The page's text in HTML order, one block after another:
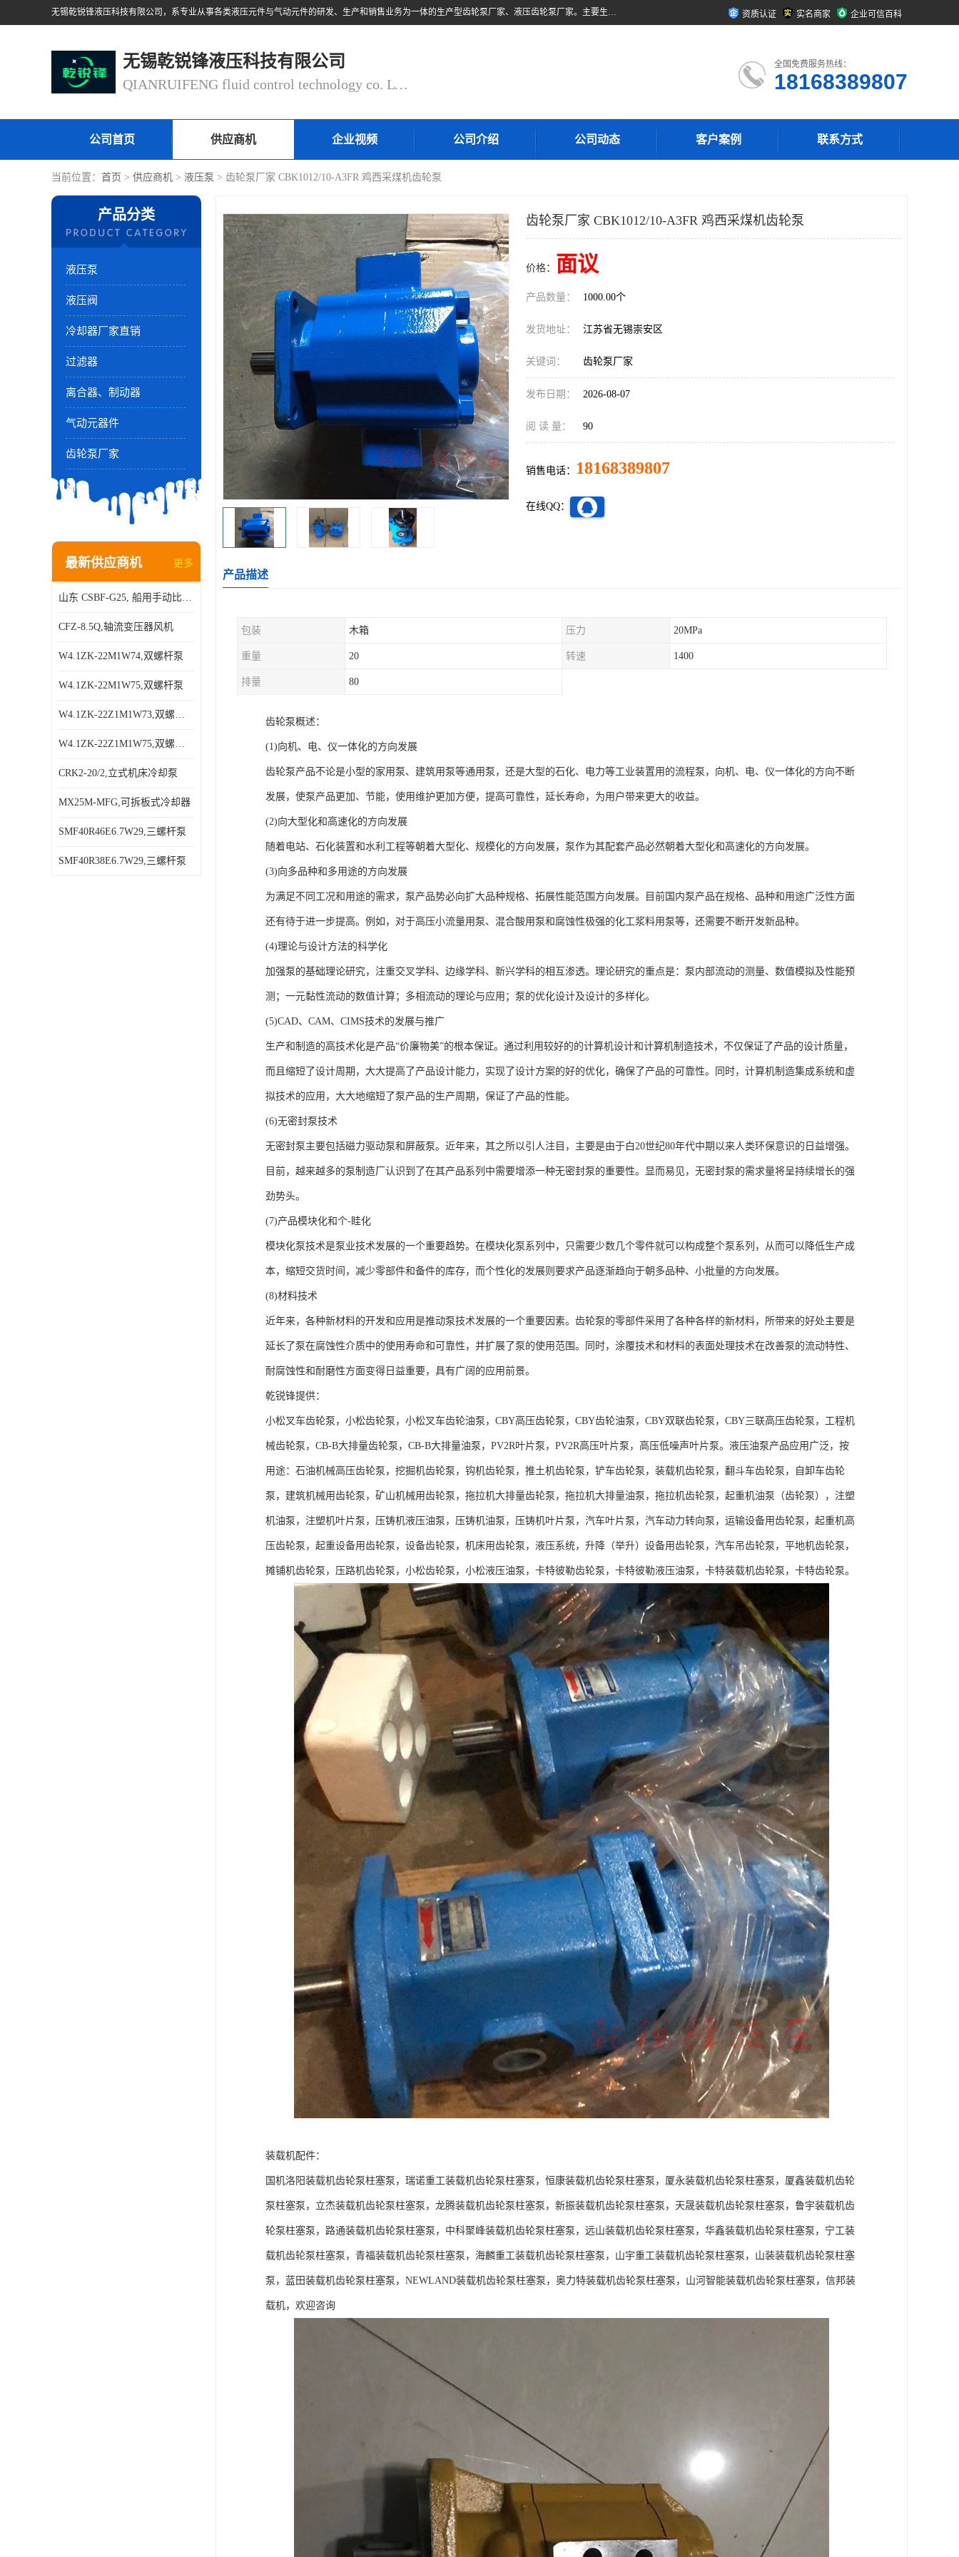
无锡乾锐锋液压科技有限公司，系专业从事各类液压元件与气动元件的研发、生产和销售业务为一体的生产型齿轮泵厂家、液压齿轮泵厂家。主要生产销售风冷式冷却器、液压油风冷却器，冷却器厂家直销、齿轮泵型号、齿轮泵厂家排名详情可来电咨询！ 资质认证 实名商家 企业可信百科
无锡乾锐锋液压科技有限公司
QIANRUIFENG fluid control technology co. LTD
全国免费服务热线：
18168389807
公司首页 供应商机 企业视频 公司介绍 公司动态 客户案例 联系方式
当前位置： 首页 > 供应商机 > 液压泵 > 齿轮泵厂家 CBK1012/10-A3FR 鸡西采煤机齿轮泵
产品分类
液压泵
液压阀
冷却器厂家直销
过滤器
离合器、制动器
气动元器件
齿轮泵厂家
最新供应商机 更多
山东 CSBF-G25, 船用手动比例流量方向复合阀
CFZ-8.5Q,轴流变压器风机
W4.1ZK-22M1W74,双螺杆泵
W4.1ZK-22M1W75,双螺杆泵
W4.1ZK-22Z1M1W73,双螺杆泵
W4.1ZK-22Z1M1W75,双螺杆泵
CRK2-20/2,立式机床冷却泵
MX25M-MFG,可拆板式冷却器
SMF40R46E6.7W29,三螺杆泵
SMF40R38E6.7W29,三螺杆泵
齿轮泵厂家 CBK1012/10-A3FR 鸡西采煤机齿轮泵
价格： 面议
产品数量： 1000.00个
发货地址： 江苏省无锡崇安区
关键词： 齿轮泵厂家
发布日期： 2026-08-07
阅 读 量： 90
销售电话： 18168389807
在线QQ：
产品描述
包装 木箱 压力 20MPa
重量 20 转速 1400
排量 80
齿轮泵概述：
(1)向机、电、仪一体化的方向发展
齿轮泵产品不论是小型的家用泵、建筑用泵等通用泵，还是大型的石化、电力等工业装置用的流程泵，向机、电、仪一体化的方向不断
发展，使泵产品更加、节能，使用维护更加方便，提高可靠性，延长寿命，为用户带来更大的收益。
(2)向大型化和高速化的方向发展
随着电站、石化装置和水利工程等朝着大型化、规模化的方向发展，泵作为其配套产品必然朝着大型化和高速化的方向发展。
(3)向多品种和多用途的方向发展
为满足不同工况和用途的需求，泵产品势必向扩大品种规格、拓展性能范围方向发展。目前国内泵产品在规格、品种和用途广泛性方面
还有待于进一步提高。例如，对于高压小流量用泵、混合酸用泵和腐蚀性极强的化工浆料用泵等，还需要不断开发新品种。
(4)理论与设计方法的科学化
加强泵的基础理论研究，注重交叉学科、边缘学科、新兴学科的相互渗透。理论研究的重点是：泵内部流动的测量、数值模拟及性能预
测；一元黏性流动的数值计算；多相流动的理论与应用；泵的优化设计及设计的多样化。
(5)CAD、CAM、CIMS技术的发展与推广
生产和制造的高技术化是产品“价廉物美”的根本保证。通过利用较好的的计算机设计和计算机制造技术，不仅保证了产品的设计质量，
而且缩短了设计周期，大大提高了产品设计能力，实现了设计方案的好的优化，确保了产品的可靠性。同时，计算机制造集成系统和虚
拟技术的应用，大大地缩短了泵产品的生产周期，保证了产品的性能。
(6)无密封泵技术
无密封泵主要包括磁力驱动泵和屏蔽泵。近年来，其之所以引人注目，主要是由于白20世纪80年代中期以来人类环保意识的日益增强。
目前，越来越多的泵制造厂认识到了在其产品系列中需要增添一种无密封泵的重要性。显而易见，无密封泵的需求量将呈持续增长的强
劲势头。
(7)产品模块化和个-眭化
模块化泵技术是泵业技术发展的一个重要趋势。在模块化泵系列中，只需要少数几个零件就可以构成整个泵系列，从而可以降低生产成
本，缩短交货时间，减少零部件和备件的库存，而个性化的发展则要求产品逐渐趋向于朝多品种、小批量的方向发展。
(8)材料技术
近年来，各种新材料的开发和应用是推动泵技术发展的一个重要因素。齿轮泵的零部件采用了各种各样的新材料，所带来的好处主要是
延长了泵在腐蚀性介质中的使用寿命和可靠性，并扩展了泵的使用范围。同时，涂覆技术和材料的表面处理技术在改善泵的流动特性、
耐腐蚀性和耐磨性方面变得日益重要，具有广阔的应用前景。
乾锐锋提供：
小松叉车齿轮泵，小松齿轮泵，小松叉车齿轮油泵，CBY高压齿轮泵，CBY齿轮油泵，CBY双联齿轮泵，CBY三联高压齿轮泵，工程机
械齿轮泵，CB-B大排量齿轮泵，CB-B大排量油泵，PV2R叶片泵，PV2R高压叶片泵，高压低噪声叶片泵。液压油泵产品应用广泛，按
用途：石油机械高压齿轮泵，挖掘机齿轮泵，钩机齿轮泵，推土机齿轮泵，铲车齿轮泵，装载机齿轮泵，翻斗车齿轮泵，自卸车齿轮
泵，建筑机械用齿轮泵，矿山机械用齿轮泵，拖拉机大排量齿轮泵，拖拉机大排量油泵，拖拉机齿轮泵，起重机油泵（齿轮泵），注塑
机油泵，注塑机叶片泵，压铸机液压油泵，压铸机油泵，压铸机叶片泵，汽车叶片泵，汽车动力转向泵，运输设备用齿轮泵，起重机高
压齿轮泵，起重设备用齿轮泵，设备齿轮泵，机床用齿轮泵，液压系统，升降（举升）设备用齿轮泵，汽车吊齿轮泵，平地机齿轮泵，
摊铺机齿轮泵，压路机齿轮泵，小松齿轮泵，小松液压油泵，卡特彼勒齿轮泵，卡特彼勒液压油泵，卡特装载机齿轮泵，卡特齿轮泵。
装载机配件：
国机洛阳装载机齿轮泵柱塞泵，瑞诺重工装载机齿轮泵柱塞泵，恒康装载机齿轮泵柱塞泵，厦永装载机齿轮泵柱塞泵，厦鑫装载机齿轮
泵柱塞泵，立杰装载机齿轮泵柱塞泵，龙腾装载机齿轮泵柱塞泵，新振装载机齿轮泵柱塞泵，天晟装载机齿轮泵柱塞泵，鲁宇装载机齿
轮泵柱塞泵，路通装载机齿轮泵柱塞泵，中科聚峰装载机齿轮泵柱塞泵，远山装载机齿轮泵柱塞泵，华鑫装载机齿轮泵柱塞泵，宁工装
载机齿轮泵柱塞泵，青福装载机齿轮泵柱塞泵，海麟重工装载机齿轮泵柱塞泵，山宇重工装载机齿轮泵柱塞泵，山装装载机齿轮泵柱塞
泵，蓝田装载机齿轮泵柱塞泵，NEWLAND装载机齿轮泵柱塞泵，奥力特装载机齿轮泵柱塞泵，山河智能装载机齿轮泵柱塞泵，信邦装
载机，欢迎咨询